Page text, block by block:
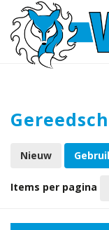
Nieuw
Items per pagina